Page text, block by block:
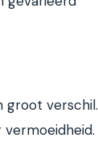
groot verschil.